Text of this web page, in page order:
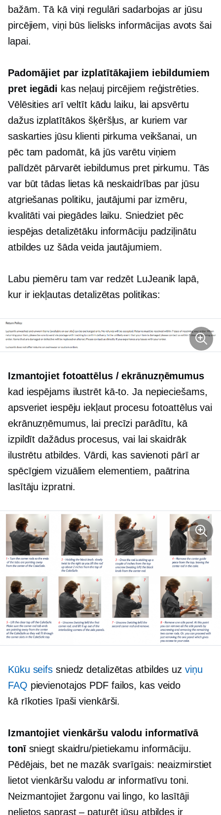
bažām. Tā kā viņi regulāri sadarbojas ar jūsu
pircējiem, viņi būs lielisks informācijas avots šai
lapai.
Padomājiet par izplatītākajiem iebildumiem
pret iegādi kas neļauj pircējiem reģistrēties.
Vēlēsities arī veltīt kādu laiku, lai apsvērtu
dažus izplatītākos šķēršļus, ar kuriem var
saskarties jūsu klienti pirkuma veikšanai, un
pēc tam padomāt, kā jūs varētu viņiem
palīdzēt pārvarēt iebildumus pret pirkumu. Tās
var būt tādas lietas kā neskaidrības par jūsu
atgriešanas politiku, jautājumi par izmēru,
kvalitāti vai piegādes laiku. Sniedziet pēc
iespējas detalizētāku informāciju padziļinātu
atbildes uz šāda veida jautājumiem.
Labu piemēru tam var redzēt LuJeanik lapā,
kur ir iekļautas detalizētas politikas:
Izmantojiet fotoattēlus / ekrānuzņēmumus
kad iespējams ilustrēt kā-to. Ja nepieciešams,
apsveriet iespēju iekļaut procesu fotoattēlus vai
ekrānuzņēmumus, lai precīzi parādītu, kā
izpildīt dažādus procesus, vai lai skaidrāk
ilustrētu atbildes. Vārdi, kas savienoti pārī ar
spēcīgiem vizuāliem elementiem, paātrina
lasītāju izpratni.
Kūku seifs sniedz detalizētas atbildes uz viņu
FAQ pievienotajos PDF failos, kas veido
kā rīkoties īpaši vienkārši.
Izmantojiet vienkāršu valodu informatīvā
tonīsniegt skaidru/pietiekamu informāciju.
Pēdējais, bet ne mazāk svarīgais: neaizmirstiet
lietot vienkāršu valodu ar informatīvu toni.
Neizmantojiet žargonu vai lingo, ko lasītāji
nelietossaprast – paturētjūsu atbildes ir